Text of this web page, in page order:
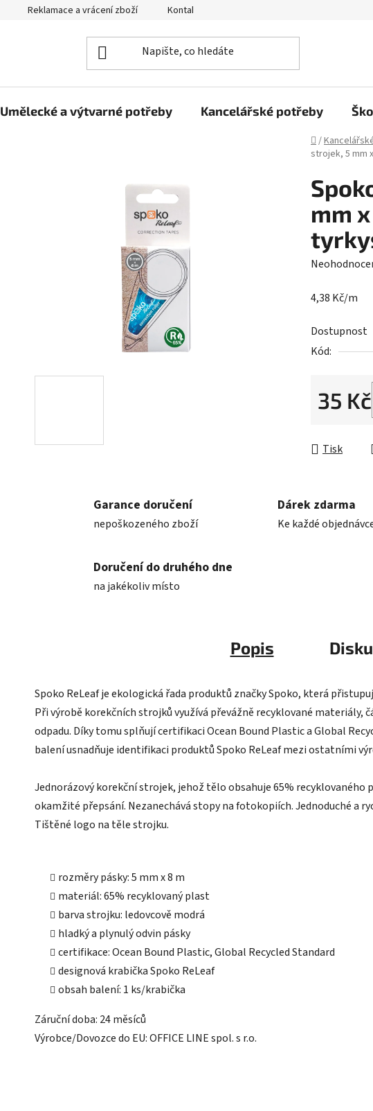
Reklamace a vrácení zboží Kontakty
Umělecké a výtvarné potřeby Kancelářské potřeby
Domů
/
strojek, 5 mm
mm
Průměrné
produktu
0,0
z
hvězdiček.
4,38 Kč/m
Dostupnost
Kód:
35 Kč
Měrná cena:
Tisk
Garance doručení
nepoškozeného zboží
Dárek zdarma
Ke každé
Doručení do druhého dne
na jakékoliv místo
Popis
Spoko ReLeaf je ekologická řada produktů značky Spoko, která
Při výrobě korekčních strojků využívá převážně recyklované materiály,
odpadu. Díky tomu splňují certifikaci Ocean Bound Plastic a Global
balení usnadňuje identifikaci produktů Spoko ReLeaf mezi ostatními
Jednorázový korekční strojek, jehož tělo obsahuje 65% recyklovaného
okamžité přepsání. Nezanechává stopy na fotokopiích. Jednoduché a
Tištěné logo na těle strojku.
rozměry pásky: 5 mm x 8 m
materiál: 65% recyklovaný plast
barva strojku: ledovcově modrá
hladký a plynulý odvin pásky
certifikace: Ocean Bound Plastic, Global Recycled Standard
designová krabička Spoko ReLeaf
obsah balení: 1 ks/krabička
Záruční doba: 24 měsíců
Výrobce/Dovozce do EU: OFFICE LINE spol. s r.o.